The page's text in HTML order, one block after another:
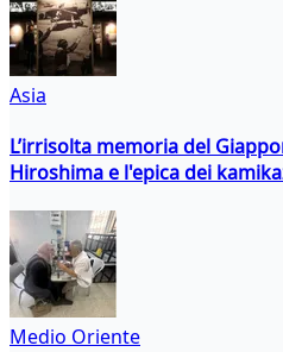
Asia
L’irrisolta memoria del
Hiroshima e l'epica dei
Medio Oriente